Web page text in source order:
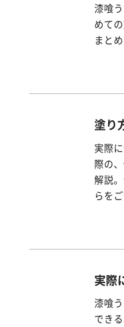
漆喰
めて
まと
塗り
実際
際の
解説
らを
実際
漆喰
でき